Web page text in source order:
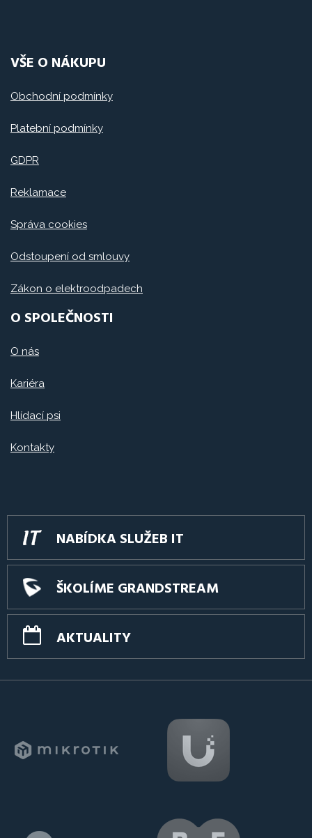
VŠE O NÁKUPU
Obchodní podmínky
Platební podmínky
GDPR
Reklamace
Správa cookies
Odstoupení od smlouvy
Zákon o elektroodpadech
O SPOLEČNOSTI
O nás
Kariéra
Hlídací psi
Kontakty
NABÍDKA SLUŽEB IT
ŠKOLÍME GRANDSTREAM
AKTUALITY